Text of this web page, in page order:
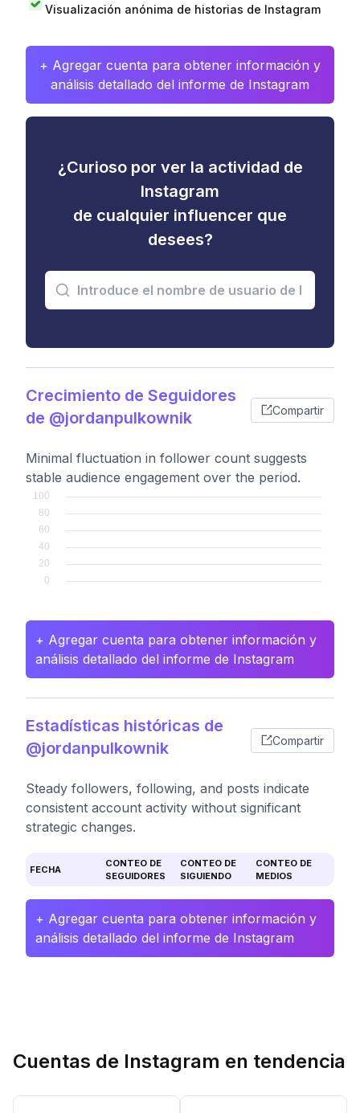
Visualización anónima de historias de Instagram
+ Agregar cuenta para obtener información y
análisis detallado del informe de Instagram
¿Curioso por ver la actividad de
Instagram
de cualquier influencer que
desees?
Crecimiento de Seguidores
de @jordanpulkownik
Compartir
Minimal fluctuation in follower count suggests
stable audience engagement over the period.
+ Agregar cuenta para obtener información y
análisis detallado del informe de Instagram
Estadísticas históricas de
@jordanpulkownik
Compartir
Steady followers, following, and posts indicate
consistent account activity without significant
strategic changes.
FECHA
CONTEO DE
SEGUIDORES
CONTEO DE
SIGUIENDO
CONTEO DE
MEDIOS
+ Agregar cuenta para obtener información y
análisis detallado del informe de Instagram
Cuentas de Instagram en tendencia